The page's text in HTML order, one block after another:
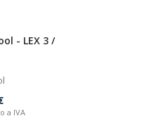
- LEX 3 /
a IVA